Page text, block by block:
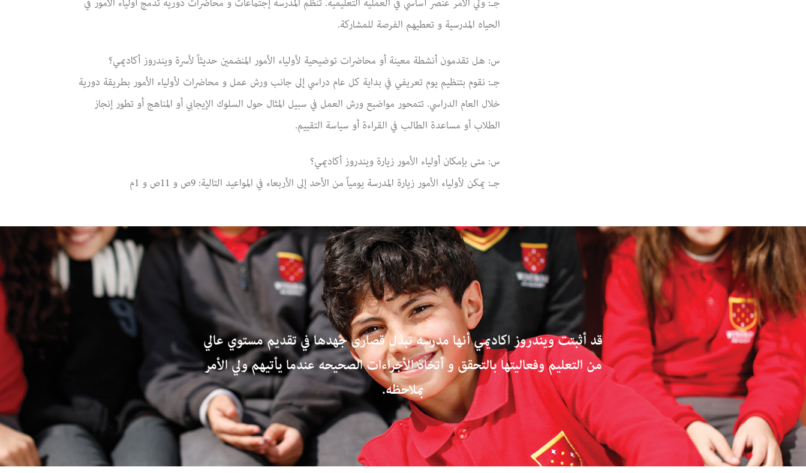
الحياه المدرسية و تعطيهم الفرصة للمشاركة.
س: هل تقدمون أنشطة معينة أو محاضرات توضيحية لأولياء الأمور المنضمين حديثاً لأسرة ويندروز أكاديمي؟
جـ: نقوم بتنظيم يوم تعريفي في بداية كل عام دراسي إلى جانب ورش عمل و محاضرات لأولياء الأمور بطريقة دورية
خلال العام الدراسي. تتمحور مواضيع ورش العمل في سبيل المثال حول السلوك الإيجابي أو المناهج أو تطور إنجاز
الطلاب أو مساعدة الطالب في القراءة أو سياسة التقييم.
س: متى بإمكان أولياء الأمور زيارة ويندروز أكاديمي؟
جـ: يمكن لأولياء الأمور زيارة المدرسة يومياً من الأحد إلى الأربعاء في المواعيد التالية: 9ص و 11ص و 1م
قد أثبتت ويندروز اكاديمي أنها مدرسه تبذل قصارى جهدها في تقديم مستوي عالي
من التعليم وفعاليتها بالتحقق و أتخاذ الأجراءات الصحيحه عندما يأتيهم ولي الأمر
بملاحظه.